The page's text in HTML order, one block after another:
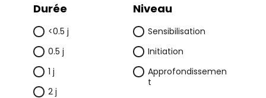
Durée
<0.5 j
0.5 j
1 j
2 j
Niveau
Sensibilisation
Initiation
Approfondissemen
t